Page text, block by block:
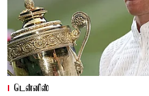
டென்னிஸ்